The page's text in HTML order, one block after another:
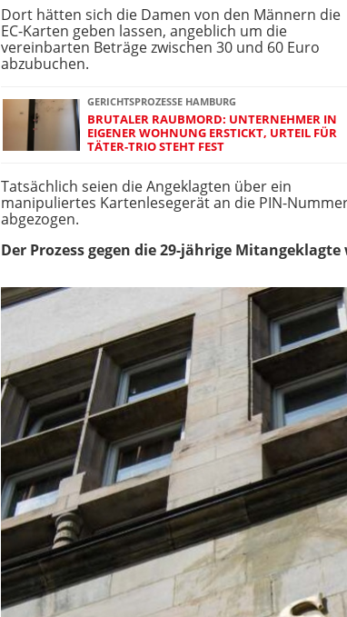
Dort hätten sich die Damen von den Männern die
EC-Karten geben lassen, angeblich um die
vereinbarten Beträge zwischen 30 und 60 Euro
abzubuchen.
GERICHTSPROZESSE HAMBURG
BRUTALER RAUBMORD: UNTERNEHMER IN
EIGENER WOHNUNG ERSTICKT, URTEIL FÜR
TÄTER-TRIO STEHT FEST
Tatsächlich seien die Angeklagten über ein
manipuliertes Kartenlesegerät an die PIN-
abgezogen.
Der Prozess gegen die 29-jährige